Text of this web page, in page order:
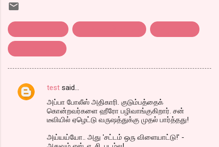
C
test said…
அப்பா போலீஸ் அதிகாரி. குடும்பத்தைக்
கொன்றவர்களை ஹீரோ பழிவாங்குகிறார். சன்
டீவியில் ஏழெட்டு வருஷத்துக்கு முதல் பார்த்தது!
அய்யய்யோ.. அது 'சட்டம் ஒரு விளையாட்டு!' -